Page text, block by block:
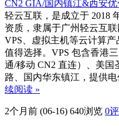
轻云互联，是成立于 2018
资质，隶属于广州轻云互
VPS、虚拟主机等云计算
值得选择。VPS 包含香港
通/移动 CN2 直连）、美
路、国内华东镇江，提供
续阅读 »
2个月前 (06-16) 640浏览 0